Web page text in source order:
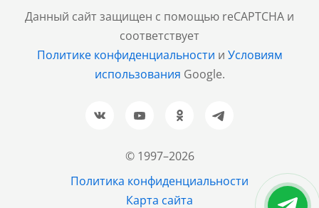
© 1997–2026
Политика конфиденциальности
Карта сайта
Данный сайт защищен с помощью reCAPTCHA и
соответствует
Политике конфиденциальности и Условиям
использования Google.
Санкт-Петербург
+7 (812) 600-77-33
Барнаул
+7 (961) 999-93-93
Новосибирск
+7 (843) 202-37-37